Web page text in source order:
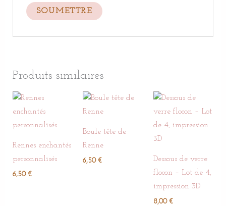
Produits similaires
Rennes enchantés
personnalisés
6,50 €
Boule tête de
Renne
6,50€
Dessous de verre
flocon – Lot de 4,
impression 3D
8,00 €